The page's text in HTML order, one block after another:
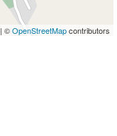
| ©OpenStreetMapcontributors